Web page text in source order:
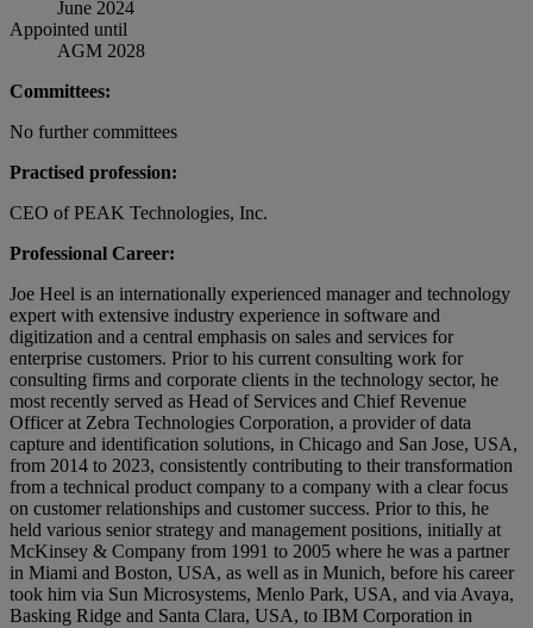
June 2024
Appointed until
AGM 2028
Committees:
No further committees
Practised profession:
CEO of PEAK Technologies, Inc.
Professional Career:
Joe Heel is an internationally experienced manager and technology
expert with extensive industry experience in software and
digitization and a central emphasis on sales and services for
enterprise customers. Prior to his current consulting work for
consulting firms and corporate clients in the technology sector, he
most recently served as Head of Services and Chief Revenue
Officer at Zebra Technologies Corporation, a provider of data
capture and identification solutions, in Chicago and San Jose, USA,
from 2014 to 2023, consistently contributing to their transformation
from a technical product company to a company with a clear focus
on customer relationships and customer success. Prior to this, he
held various senior strategy and management positions, initially at
McKinsey & Company from 1991 to 2005 where he was a partner
in Miami and Boston, USA, as well as in Munich, before his career
took him via Sun Microsystems, Menlo Park, USA, and via Avaya,
Basking Ridge and Santa Clara, USA, to IBM Corporation in